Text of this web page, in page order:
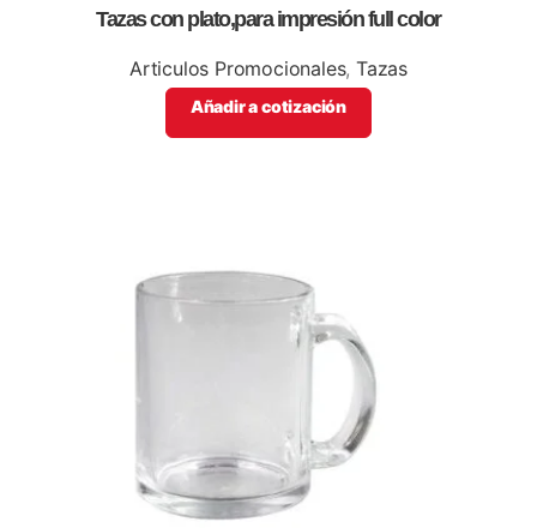
Tazas con plato,para impresión full color
Articulos Promocionales, Tazas
Añadir a cotización